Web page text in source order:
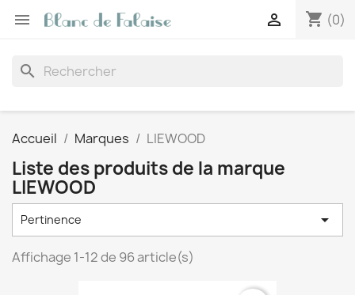
 shopping_cart (0)

search
Accueil Marques LIEWOOD
Liste des produits de la marque
LIEWOOD
Pertinence 
Affichage 1-12 de 96 article(s)